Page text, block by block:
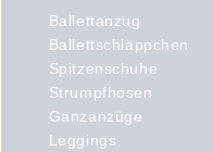
Ballettanzug
Ballettschläppchen
Spitzenschuhe
Strumpfhosen
Ganzanzüge
Leggings